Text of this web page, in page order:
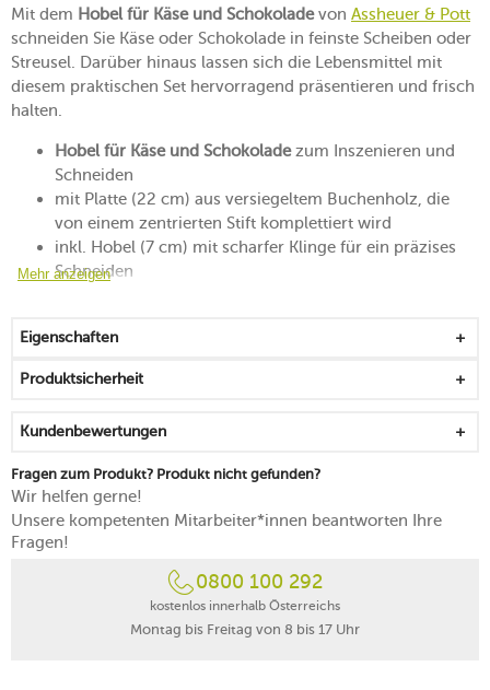
Mit dem Hobel für Käse und Schokoladevon Assheuer & Pott
schneiden Sie Käse oder Schokolade in feinste Scheiben oder
Streusel. Darüber hinaus lassen sich die Lebensmittel mit
diesem praktischen Set hervorragend präsentieren und frisch
halten.
Hobel für Käse und Schokoladezum Inszenieren und
Schneiden
mit Platte (22 cm) aus versiegeltem Buchenholz, die
von einem zentrierten Stift komplettiert wird
inkl. Hobel (7 cm) mit scharfer Klinge für ein präzises
Schneiden
wirkt auf der Tafel blickfangend und ansprechend
nur von Hand reinigen
Mehr anzeigen
Eigenschaften
Produktsicherheit
Kundenbewertungen
Fragen zum Produkt? Produkt nicht gefunden?
Wir helfen gerne!
Unsere kompetenten Mitarbeiter*innen beantworten Ihre
Fragen!
0800 100 292
kostenlos innerhalb Österreichs
Montag bis Freitag von 8 bis 17 Uhr